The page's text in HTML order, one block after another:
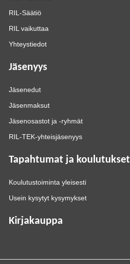
RIL-Säätiö
RIL vaikuttaa
Yhteystiedot
Jäsenyys
Jäsenedut
Jäsenmaksut
Jäsenosastot ja -ryhmät
RIL-TEK-yhteisjäsenyys
Tapahtumat ja koulutukset
Koulutustoiminta yleisesti
Usein kysytyt kysymykset
Kirjakauppa